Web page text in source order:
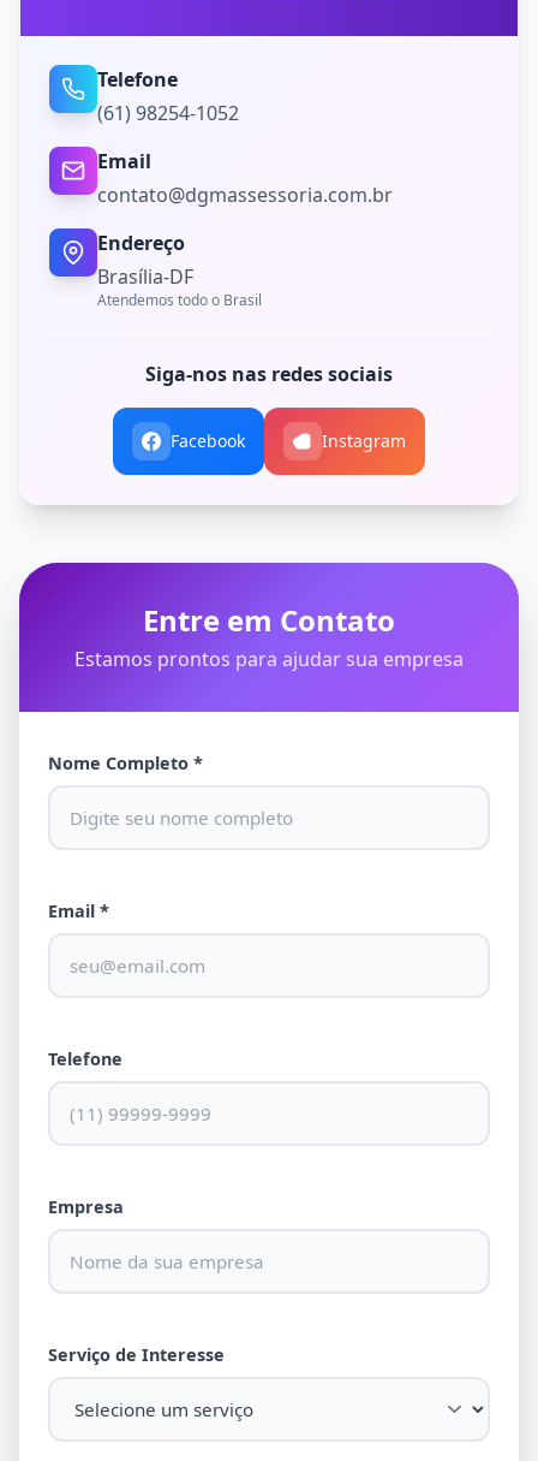
Telefone
(61) 98254-1052
Email
contato@dgmassessoria.com.br
Endereço
Brasília-DF
Atendemos todo o Brasil
Siga-nos nas redes sociais
Facebook Instagram
Entre em Contato
Estamos prontos para ajudar sua empresa
Nome Completo *
Email *
Telefone
Empresa
Serviço de Interesse